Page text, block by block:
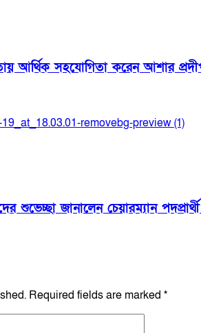
আর্থিক সহযোগিতা করেন আশার
শুভেচ্ছা জানালেন চেয়ারম্যান
Required fields are marked *